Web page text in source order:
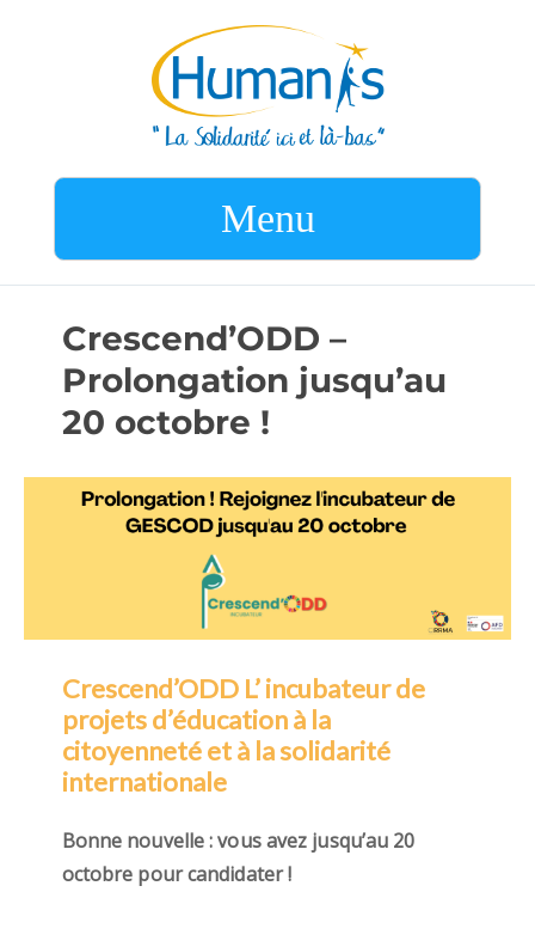
Menu
Crescend’ODD –
Prolongation jusqu’au
20 octobre !
Crescend’ODD L’ incubateur de
projets d’éducation à la
citoyenneté et à la solidarité
internationale
Bonne nouvelle : vous avez jusqu’au 20
octobre pour candidater !